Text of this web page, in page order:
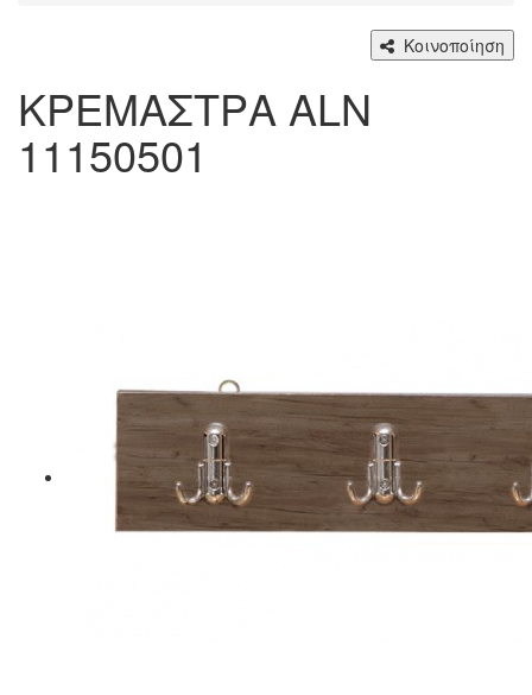
Κοινοποίηση
ΚΡΕΜΑΣΤΡΑ ALN
11150501